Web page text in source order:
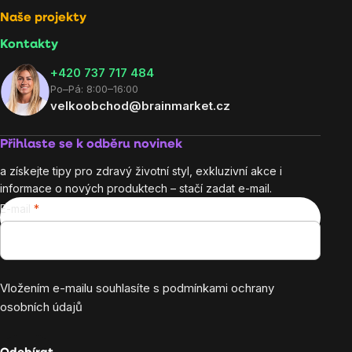
Naše projekty
Kontakty
+420 737 717 484
Po–Pá: 8:00–16:00
velkoobchod@brainmarket.cz
Přihlaste se k odběru novinek
a získejte tipy pro zdravý životní styl, exkluzivní akce i
informace o nových produktech – stačí zadat e-mail.
E-mail
Vložením e-mailu souhlasíte s podmínkami ochrany
osobních údajů